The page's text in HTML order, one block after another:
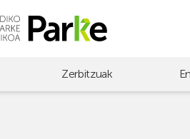
Zerbitzuak